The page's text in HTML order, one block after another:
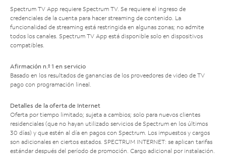
Spectrum TV App requiere Spectrum TV. Se requiere el ingreso de
credenciales de la cuenta para hacer streaming de contenido. La
funcionalidad de streaming está restringida en algunas zonas; no admite
todos los canales. Spectrum TV App está disponible solo en dispositivos
compatibles.
Afirmación n.º 1 en servicio
Basado en los resultados de ganancias de los proveedores de video de TV
pago con programación lineal.
Detalles de la oferta de Internet
Oferta por tiempo limitado; sujeta a cambios; solo para nuevos clientes
residenciales (que no hayan utilizado servicios de Spectrum en los últimos
30 días) y que estén al día en pagos con Spectrum. Los impuestos y cargos
son adicionales en ciertos estados. SPECTRUM INTERNET: se aplican tarifas
estándar después del período de promoción. Cargo adicional por instalación.